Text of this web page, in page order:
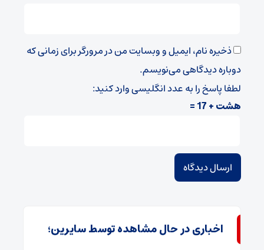
ذخیره نام، ایمیل و وبسایت من در مرورگر برای زمانی که
دوباره دیدگاهی می‌نویسم.
لطفا پاسخ را به عدد انگلیسی وارد کنید:
هشت + 17 =
اخباری در حال مشاهده توسط سایرین؛